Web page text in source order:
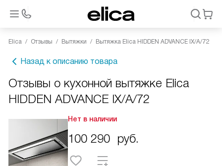
Elica Отзывы Вытяжки Вытяжка Elica HIDDEN ADVANCE IX/A/72
Назад к описанию товара
Отзывы о кухонной вытяжке Elica
HIDDEN ADVANCE IX/A/72
Нет в наличии
100 290 руб.